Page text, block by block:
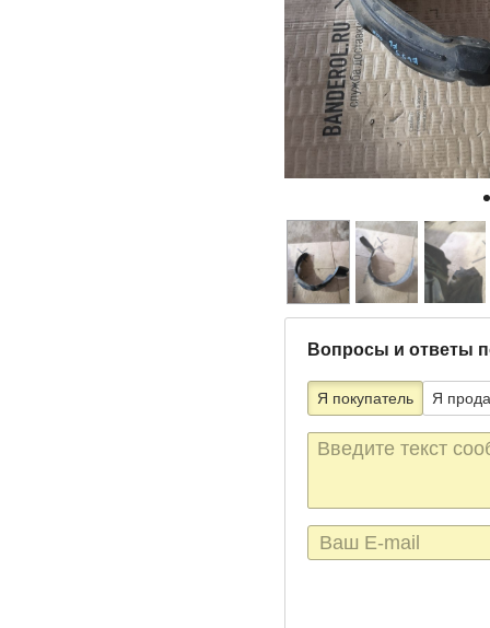
Вопросы и ответы
Я покупатель Я
Текст
сообщения
E-
mail